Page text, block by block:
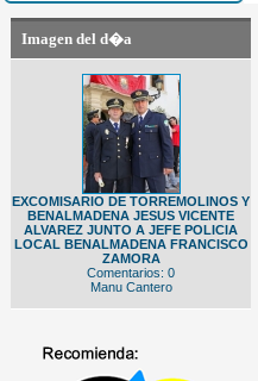
Imagen del d�a
EXCOMISARIO DE TORREMOLINOS Y
BENALMADENA JESUS VICENTE
ALVAREZ JUNTO A JEFE POLICIA
LOCAL BENALMADENA FRANCISCO
ZAMORA
Comentarios: 0
Manu Cantero